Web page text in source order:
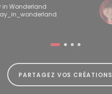
in Wonderland
PARTAGEZ VOS CRÉATIONS